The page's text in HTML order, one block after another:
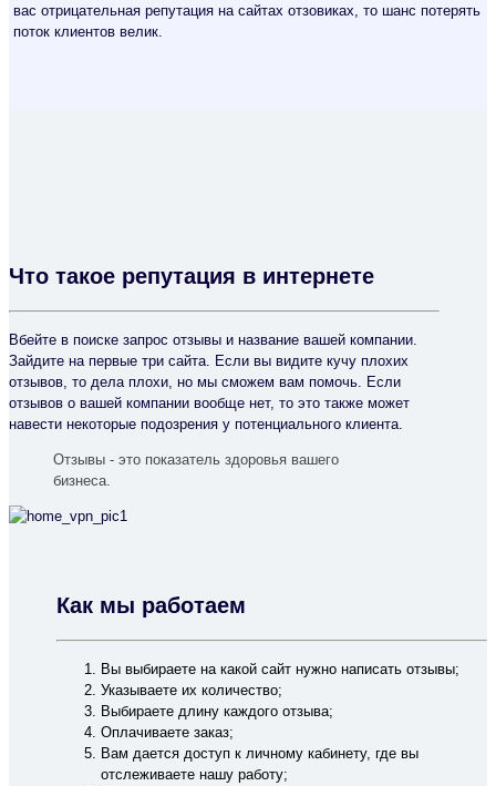
вас отрицательная репутация на сайтах отзовиках, то шанс потерять
поток клиентов велик.
Что такое репутация в интернете
Вбейте в поиске запрос отзывы и название вашей компании.
Зайдите на первые три сайта. Если вы видите кучу плохих
отзывов, то дела плохи, но мы сможем вам помочь. Если
отзывов о вашей компании вообще нет, то это также может
навести некоторые подозрения у потенциального клиента.
Отзывы - это показатель здоровья вашего
бизнеса.
Как мы работаем
Вы выбираете на какой сайт нужно написать отзывы;
Указываете их количество;
Выбираете длину каждого отзыва;
Оплачиваете заказ;
Вам дается доступ к личному кабинету, где вы
отслеживаете нашу работу;